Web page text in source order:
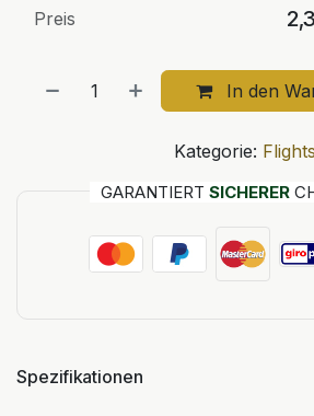
In den
Preis
Kategorie: Flights
GARANTIERT SICHERER
Spezifikationen